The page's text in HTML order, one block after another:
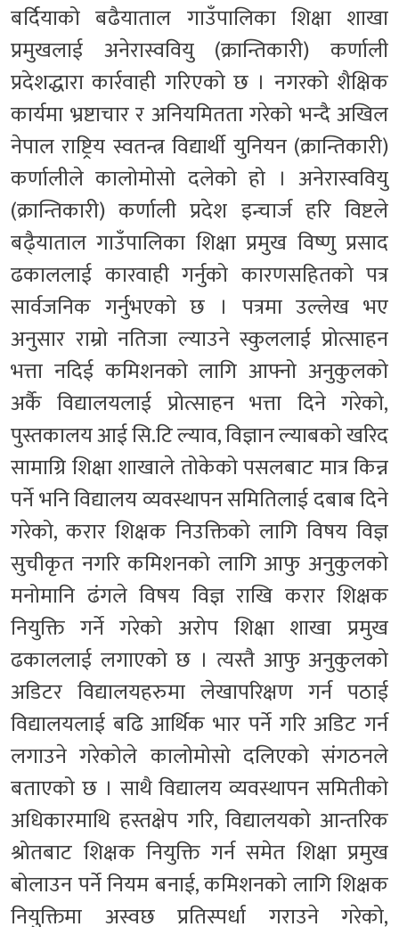
बर्दियाको बढैयाताल गाउँपालिका शिक्षा शाखा
प्रमुखलाई अनेरास्ववियु (क्रान्तिकारी) कर्णाली
प्रदेशद्धारा कार्रवाही गरिएको छ । नगरको शैक्षिक
कार्यमा भ्रष्टाचार र अनियमितता गरेको भन्दै अखिल
नेपाल राष्ट्रिय स्वतन्त्र विद्यार्थी युनियन (क्रान्तिकारी)
कर्णालीले कालोमोसो दलेको हो । अनेरास्ववियु
(क्रान्तिकारी) कर्णाली प्रदेश इन्चार्ज हरि विष्टले
बढै्याताल गाउँपालिका शिक्षा प्रमुख विष्णु प्रसाद
ढकाललाई कारवाही गर्नुको कारणसहितको पत्र
सार्वजनिक गर्नुभएको छ । पत्रमा उल्लेख भए
अनुसार राम्रो नतिजा ल्याउने स्कुललाई प्रोत्साहन
भत्ता नदिई कमिशनको लागि आफ्नो अनुकुलको
अर्कै विद्यालयलाई प्रोत्साहन भत्ता दिने गरेको,
पुस्तकालय आई सि.टि ल्याव, विज्ञान ल्याबको खरिद
सामाग्रि शिक्षा शाखाले तोकेको पसलबाट मात्र किन्न
पर्ने भनि विद्यालय व्यवस्थापन समितिलाई दबाब दिने
गरेको, करार शिक्षक निउक्तिको लागि विषय विज्ञ
सुचीकृत नगरि कमिशनको लागि आफु अनुकुलको
मनोमानि ढंगले विषय विज्ञ राखि करार शिक्षक
नियुक्ति गर्ने गरेको अरोप शिक्षा शाखा प्रमुख
ढकाललाई लगाएको छ । त्यस्तै आफु अनुकुलको
अडिटर विद्यालयहरुमा लेखापरिक्षण गर्न पठाई
विद्यालयलाई बढि आर्थिक भार पर्ने गरि अडिट गर्न
लगाउने गरेकोले कालोमोसो दलिएको संगठनले
बताएको छ । साथै विद्यालय व्यवस्थापन समितीको
अधिकारमाथि हस्तक्षेप गरि, विद्यालयको आन्तरिक
श्रोतबाट शिक्षक नियुक्ति गर्न समेत शिक्षा प्रमुख
बोलाउन पर्ने नियम बनाई, कमिशनको लागि शिक्षक
नियुक्तिमा अस्वछ प्रतिस्पर्धा गराउने गरेको,